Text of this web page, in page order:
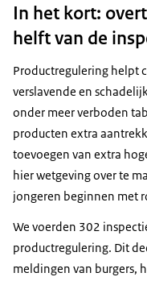
In het kort:
helft van de
Productregulering helpt
verslavende en
onder meer verboden
producten extra
toevoegen van extra
hier wetgeving over te
jongeren beginnen met
We voerden 302
productregulering. Dit
meldingen van burgers,